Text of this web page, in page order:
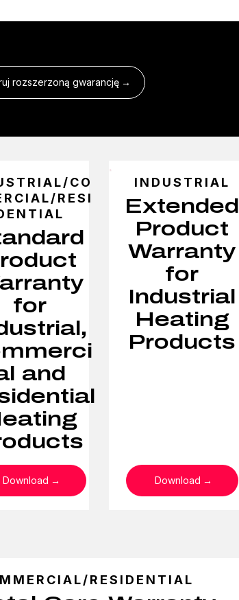
rozszerzoną gwarancję
CO
RESI
for
and
Download
INDUSTRIAL
Extended
Product
Warranty
for
Industrial
Heating
Products
Download
RESIDENTIAL